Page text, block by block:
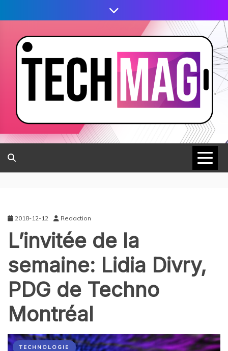
2018-12-12 Redaction
L’invitée de la
semaine: Lidia Divry,
PDG de Techno
Montréal
TECHNOLOGIE